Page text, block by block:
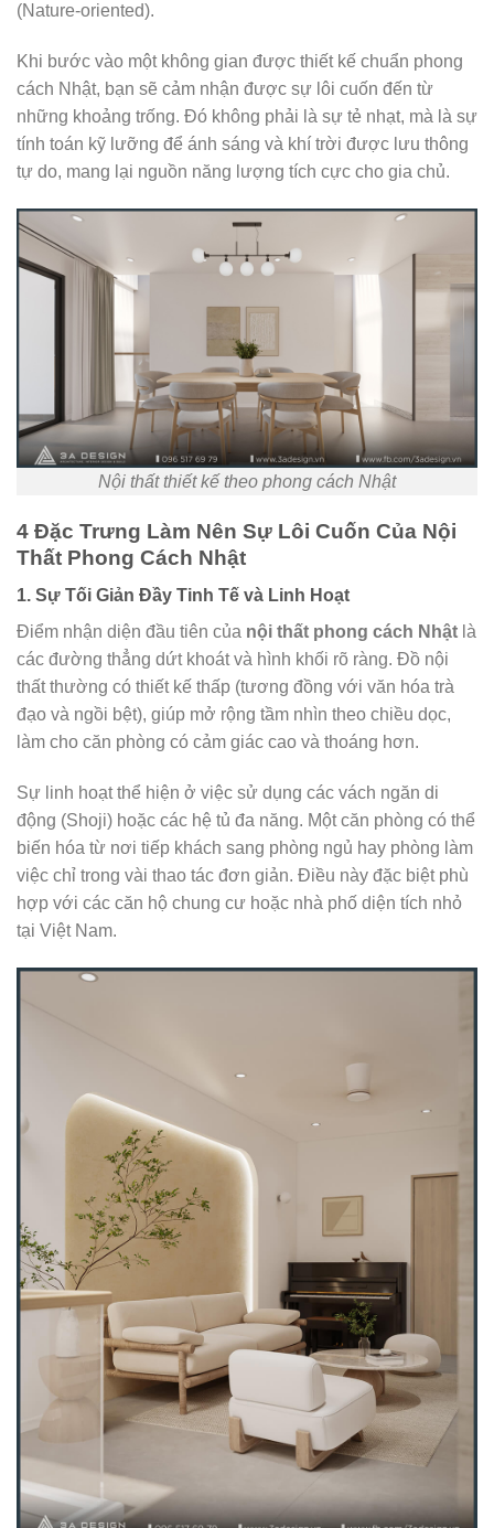
(Nature-oriented).
Khi bước vào một không gian được thiết kế chuẩn phong
cách Nhật, bạn sẽ cảm nhận được sự lôi cuốn đến từ
những khoảng trống. Đó không phải là sự tẻ nhạt, mà là sự
tính toán kỹ lưỡng để ánh sáng và khí trời được lưu thông
tự do, mang lại nguồn năng lượng tích cực cho gia chủ.
Nội thất thiết kế theo phong cách Nhật
4 Đặc Trưng Làm Nên Sự Lôi Cuốn Của Nội
Thất Phong Cách Nhật
1. Sự Tối Giản Đầy Tinh Tế và Linh Hoạt
Điểm nhận diện đầu tiên của nội thất phong cách Nhật là
các đường thẳng dứt khoát và hình khối rõ ràng. Đồ nội
thất thường có thiết kế thấp (tương đồng với văn hóa trà
đạo và ngồi bệt), giúp mở rộng tầm nhìn theo chiều dọc,
làm cho căn phòng có cảm giác cao và thoáng hơn.
Sự linh hoạt thể hiện ở việc sử dụng các vách ngăn di
động (Shoji) hoặc các hệ tủ đa năng. Một căn phòng có thể
biến hóa từ nơi tiếp khách sang phòng ngủ hay phòng làm
việc chỉ trong vài thao tác đơn giản. Điều này đặc biệt phù
hợp với các căn hộ chung cư hoặc nhà phố diện tích nhỏ
tại Việt Nam.